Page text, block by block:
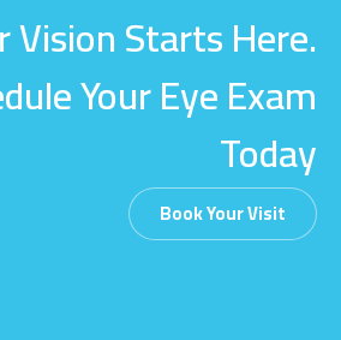
Vision Starts Here.
Your Eye Exam
Today
Book Your Visit